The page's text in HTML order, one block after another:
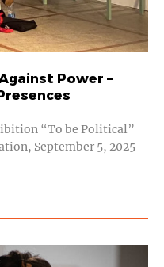
Power –
“To be Political”
September 5, 2025